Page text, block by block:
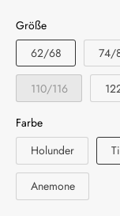
Größe
62/68
74/
110/116
Farbe
Holunder
Anemone